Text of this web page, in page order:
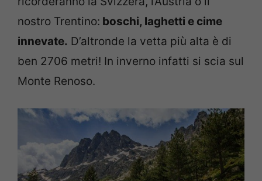
nostro Trentino: boschi, laghetti e cime
innevate. D’altronde la vetta più alta è di
ben 2706 metri! In inverno infatti si scia sul
Monte Renoso.